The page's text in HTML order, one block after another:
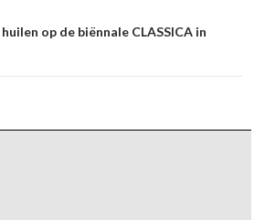
op de biënnale CLASSICA in